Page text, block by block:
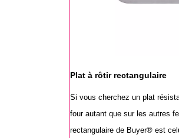
Plat à rôtir rectangulaire
Si vous cherchez un plat
four autant que sur les autres
rectangulaire de Buyer® est